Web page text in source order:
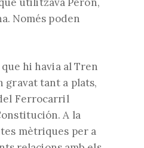
Només poden
hi havia al Tren
gravat tant a plats,
Ferrocarril
A la
mètriques per a